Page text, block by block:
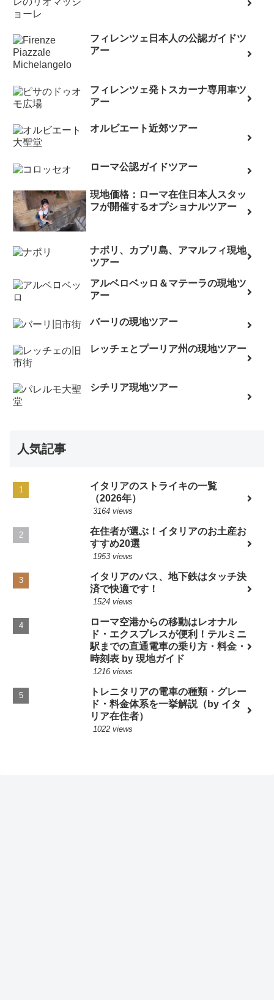
フィレンツェ日本人の公認ガイドツ
アー
フィレンツェ発トスカーナ専用車ツ
アー
オルビエート近郊ツアー
ローマ公認ガイドツアー
現地価格：ローマ在住日本人スタッ
フが開催するオプショナルツアー
ナポリ、カプリ島、アマルフィ現地
ツアー
アルベロベッロ＆マテーラの現地ツ
アー
バーリの現地ツアー
レッチェとプーリア州の現地ツアー
シチリア現地ツアー
人気記事
イタリアのストライキの一覧
（2026年）
3164 views
在住者が選ぶ！イタリアのお土産お
すすめ20選
1953 views
イタリアのバス、地下鉄はタッチ決
済で快適です！
1524 views
ローマ空港からの移動はレオナル
ド・エクスプレスが便利！テルミニ
駅までの直通電車の乗り方・料金・
時刻表 by 現地ガイド
1216 views
トレニタリアの電車の種類・グレー
ド・料金体系を一挙解説（by イタ
リア在住者）
1022 views